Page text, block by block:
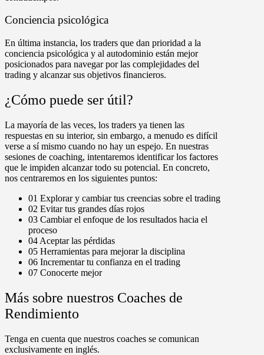
Conciencia psicológica
En última instancia, los traders que dan prioridad a la
conciencia psicológica y al autodominio están mejor
posicionados para navegar por las complejidades del
trading y alcanzar sus objetivos financieros.
¿Cómo puede ser útil?
La mayoría de las veces, los traders ya tienen las
respuestas en su interior, sin embargo, a menudo es difícil
verse a sí mismo cuando no hay un espejo. En nuestras
sesiones de coaching, intentaremos identificar los factores
que le impiden alcanzar todo su potencial. En concreto,
nos centraremos en los siguientes puntos:
01 Explorar y cambiar tus creencias sobre el trading
02 Evitar tus grandes días rojos
03 Cambiar el enfoque de los resultados hacia el
proceso
04 Aceptar las pérdidas
05 Herramientas para mejorar la disciplina
06 Incrementar tu confianza en el trading
07 Conocerte mejor
Más sobre nuestros Coaches de
Rendimiento
Tenga en cuenta que nuestros coaches se comunican
exclusivamente en inglés.